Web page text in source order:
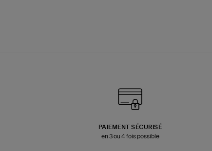
PAIEMENT SÉCURISÉ
en 3 ou 4 fois possible